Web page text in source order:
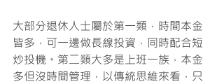
大部分退休人士屬於第一類，時間本金
皆多，可一邊做長線投資，同時配合短
炒投機。第二類大多是上班一族，本金
多但沒時間管理，以傳統思維來看，只